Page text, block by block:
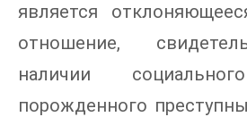
является
отношение,
наличии
порожденного